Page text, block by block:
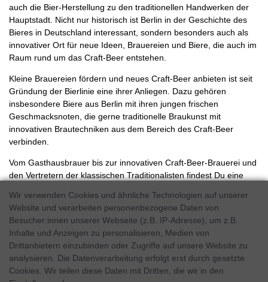
auch die Bier-Herstellung zu den traditionellen Handwerken der
Hauptstadt. Nicht nur historisch ist Berlin in der Geschichte des
Bieres in Deutschland interessant, sondern besonders auch als
innovativer Ort für neue Ideen, Brauereien und Biere, die auch im
Raum rund um das Craft-Beer entstehen.
Kleine Brauereien fördern und neues Craft-Beer anbieten ist seit
Gründung der Bierlinie eine ihrer Anliegen. Dazu gehören
insbesondere Biere aus Berlin mit ihren jungen frischen
Geschmacksnoten, die gerne traditionelle Braukunst mit
innovativen Brautechniken aus dem Bereich des Craft-Beer
verbinden.
Vom Gasthausbrauer bis zur innovativen Craft-Beer-Brauerei und
den Vertretern der klassischen Traditionalisten findest Du eine
Bild: Passend
Geschichte von Bier in Berlin
Im Umfeld von Berlin, in der Mark Brandenburg, entdecken
Forscher rund um das Thema Bier, den Hopfen als Zutat im Bier
seit dem ersten Jahrhundert. Viele Haushalte brauen ihr eigenes
Wir verwenden Cookies und ähnliche Technologien auf unserer
Website und verarbeiten personenbezogene Daten von
Besucher:innen unserer Webseite (z.B. IP-Adresse), um z.B.
Inhalte und Anzeigen zu personalisieren, Medien von
Drittanbietern einzubinden oder Zugriffe auf unsere Website zu
analysieren. Die Datenverarbeitung erfolgt erst durch gesetzte
Cookies. Wir teilen diese Daten mit Dritten, die wir in den